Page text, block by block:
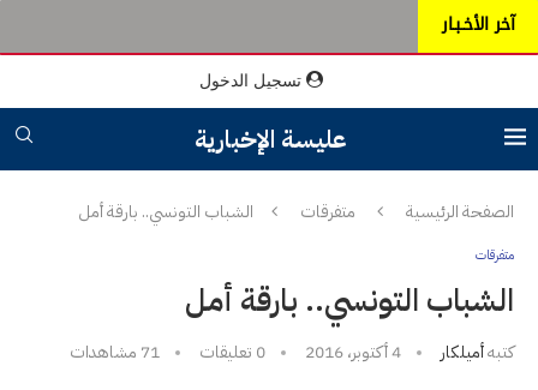
آخر الأخـبـار
تسجيل الدخول
عليسة الإخبارية
الصفحة الرئيسية متفرقات الشباب التونسي.. بارقة أمل
متفرقات
الشباب التونسي.. بارقة أمل
كتبهأميلكار 4 أكتوبر، 2016 0 تعليقات 71 مشاهدات